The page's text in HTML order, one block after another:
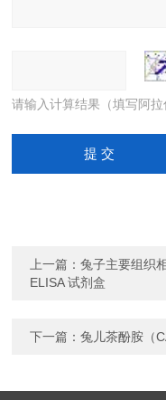
请输入计算结果（填写阿
上一篇：兔子主要组织
ELISA 试剂盒
下一篇：兔儿茶酚胺（